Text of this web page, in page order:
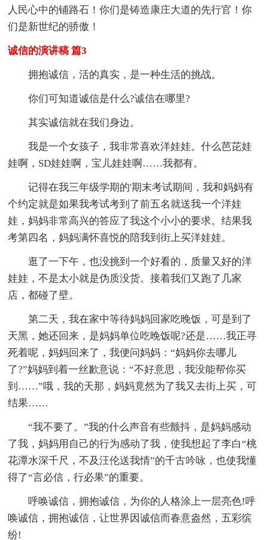
人民心中的铺路石！你们是铸造康庄大道的先行官！你
们是新世纪的骄傲！
诚信的演讲稿 篇3
拥抱诚信，活的真实，是一种生活的挑战。
你们可知道诚信是什么?诚信在哪里?
其实诚信就在我们身边。
我是一个女孩子，我非常喜欢洋娃娃。什么芭芘娃
娃啊，SD娃娃啊，宝儿娃娃啊……我都有。
记得在我三年级学期的'期末考试期间，我和妈妈有
个约定就是如果我考试考到了前五名就送我一个洋娃
娃，妈妈非常高兴的答应了我这个小小的要求。结果我
考第四名，妈妈满怀喜悦的陪我到街上买洋娃娃。
逛了一下午，也没挑到一个好看的，质量又好的洋
娃娃，不是太小就是伪质没货。接着我们又跑了几家
店，都碰了壁。
第二天，我在家中等待妈妈回家吃晚饭，可是到了
天黑，她还回来，是妈妈单位吃晚饭呢?还是……我正寻
死着呢，妈妈回来了，我便问妈妈：“妈妈你去哪儿
了?”妈妈到着一丝歉意说：“不好意思，我没能帮你买
到……”哦，我的天那，妈妈竟然为了我又去街上买，可
结果……
“我不要了。”我的什么声音有些颤抖，是妈妈感动
了我，妈妈用自己的行为感动了我，使我想起了李白“桃
花潭水深千尺，不及汪伦送我情”的千古吟咏，也使我懂
得了“言必信，行必果”的重要。
呼唤诚信，拥抱诚信，为你的人格涂上一层亮色!呼
唤诚信，拥抱诚信，让世界因诚信而春意盎然，五彩缤
纷!